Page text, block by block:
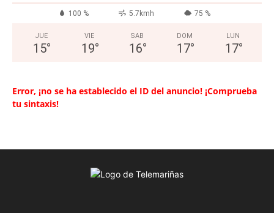
100 % 5.7kmh 75 %
JUE
15°
VIE
19°
SAB
16°
DOM
17°
LUN
17°
Error, ¡no se ha establecido el ID del anuncio! ¡Comprueba
tu sintaxis!